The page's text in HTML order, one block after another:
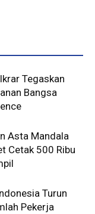
Tegaskan
Bangsa
Asta Mandala
Cetak 500 Ribu
Turun
Pekerja